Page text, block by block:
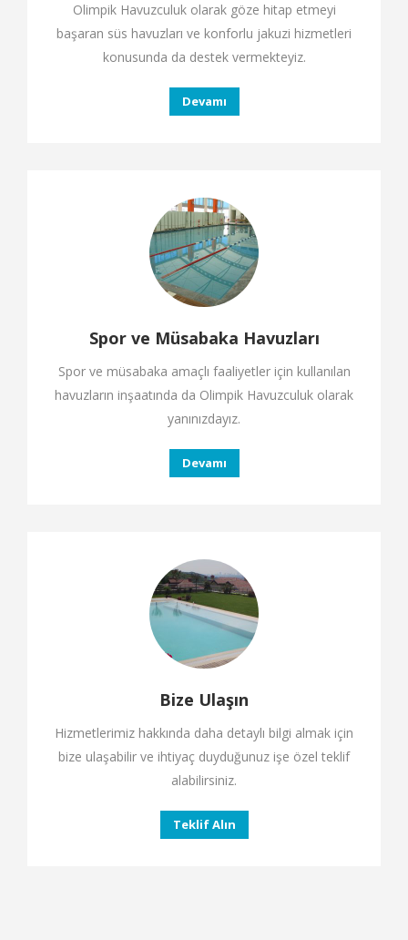
Olimpik Havuzculuk olarak göze hitap etmeyi
başaran süs havuzları ve konforlu jakuzi hizmetleri
konusunda da destek vermekteyiz.
Devamı
Spor ve Müsabaka Havuzları
Spor ve müsabaka amaçlı faaliyetler için kullanılan
havuzların inşaatında da Olimpik Havuzculuk olarak
yanınızdayız.
Devamı
Bize Ulaşın
Hizmetlerimiz hakkında daha detaylı bilgi almak için
bize ulaşabilir ve ihtiyaç duyduğunuz işe özel teklif
alabilirsiniz.
Teklif Alın